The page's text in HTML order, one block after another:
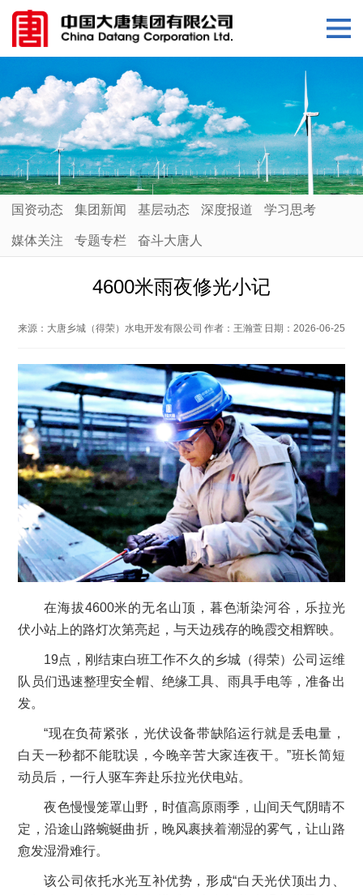
国资动态 集团新闻 基层动态 深度报道 学习思考
媒体关注 专题专栏 奋斗大唐人
4600米雨夜修光小记
来源： 大唐乡城（得荣）水电开发有限公司 作者： 王瀚萱 日期： 2026-06-25
在海拔4600米的无名山顶，暮色渐染河谷，乐拉光
伏小站上的路灯次第亮起，与天边残存的晚霞交相辉映。
19点，刚结束白班工作不久的乡城（得荣）公司运维
队员们迅速整理安全帽、绝缘工具、雨具手电等，准备出
发。
“现在负荷紧张，光伏设备带缺陷运行就是丢电量，
白天一秒都不能耽误，今晚辛苦大家连夜干。”班长简短
动员后，一行人驱车奔赴乐拉光伏电站。
夜色慢慢笼罩山野，时值高原雨季，山间天气阴晴不
定，沿途山路蜿蜒曲折，晚风裹挟着潮湿的雾气，让山路
愈发湿滑难行。
该公司依托水光互补优势，形成“白天光伏顶出力、